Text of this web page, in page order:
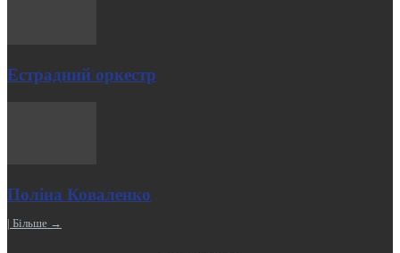
Естрадний оркестр
Поліна Коваленко
| Більше →